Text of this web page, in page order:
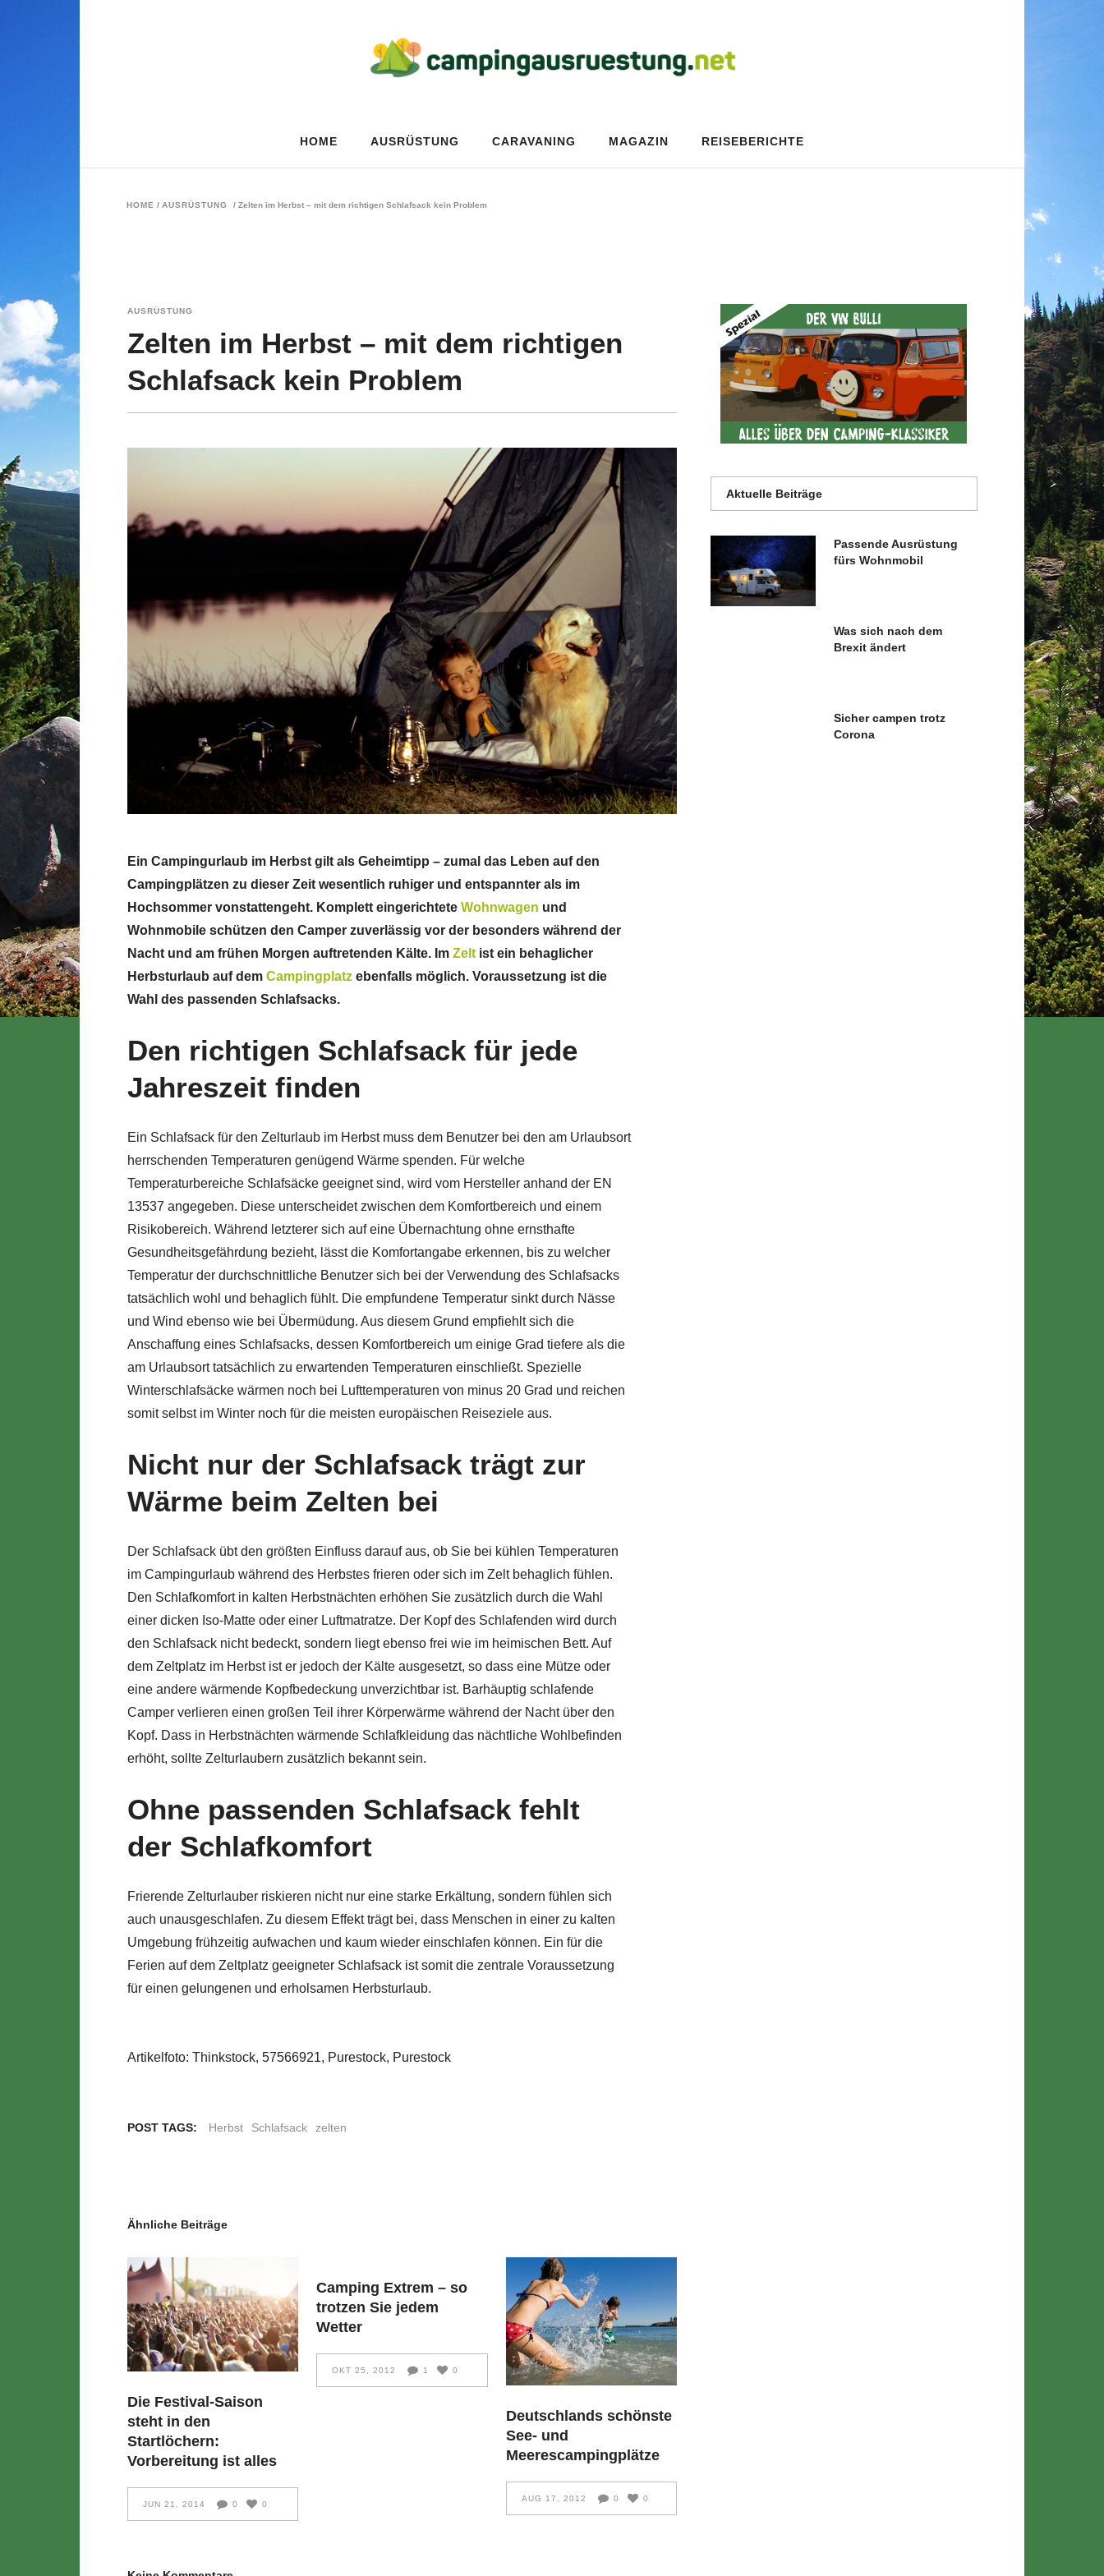
HOME AUSRÜSTUNG CARAVANING MAGAZIN REISEBERICHTE
HOME / AUSRÜSTUNG / Zelten im Herbst – mit dem richtigen Schlafsack kein Problem
AUSRÜSTUNG
Zelten im Herbst – mit dem richtigen
Schlafsack kein Problem
Ein Campingurlaub im Herbst gilt als Geheimtipp – zumal das Leben auf den
Campingplätzen zu dieser Zeit wesentlich ruhiger und entspannter als im
Hochsommer vonstattengeht. Komplett eingerichtete Wohnwagen und
Wohnmobile schützen den Camper zuverlässig vor der besonders während der
Nacht und am frühen Morgen auftretenden Kälte. Im Zeltist ein behaglicher
Herbsturlaub auf dem Campingplatzebenfalls möglich. Voraussetzung ist die
Wahl des passenden Schlafsacks.
Den richtigen Schlafsack für jede
Jahreszeit finden
Ein Schlafsack für den Zelturlaub im Herbst muss dem Benutzer bei den am Urlaubsort
herrschenden Temperaturen genügend Wärme spenden. Für welche
Temperaturbereiche Schlafsäcke geeignet sind, wird vom Hersteller anhand der EN
13537 angegeben. Diese unterscheidet zwischen dem Komfortbereich und einem
Risikobereich. Während letzterer sich auf eine Übernachtung ohne ernsthafte
Gesundheitsgefährdung bezieht, lässt die Komfortangabe erkennen, bis zu welcher
Temperatur der durchschnittliche Benutzer sich bei der Verwendung des Schlafsacks
tatsächlich wohl und behaglich fühlt. Die empfundene Temperatur sinkt durch Nässe
und Wind ebenso wie bei Übermüdung. Aus diesem Grund empfiehlt sich die
Anschaffung eines Schlafsacks, dessen Komfortbereich um einige Grad tiefere als die
am Urlaubsort tatsächlich zu erwartenden Temperaturen einschließt. Spezielle
Winterschlafsäcke wärmen noch bei Lufttemperaturen von minus 20 Grad und reichen
somit selbst im Winter noch für die meisten europäischen Reiseziele aus.
Nicht nur der Schlafsack trägt zur
Wärme beim Zelten bei
Der Schlafsack übt den größten Einfluss darauf aus, ob Sie bei kühlen Temperaturen
im Campingurlaub während des Herbstes frieren oder sich im Zelt behaglich fühlen.
Den Schlafkomfort in kalten Herbstnächten erhöhen Sie zusätzlich durch die Wahl
einer dicken Iso-Matte oder einer Luftmatratze. Der Kopf des Schlafenden wird durch
den Schlafsack nicht bedeckt, sondern liegt ebenso frei wie im heimischen Bett. Auf
dem Zeltplatz im Herbst ist er jedoch der Kälte ausgesetzt, so dass eine Mütze oder
eine andere wärmende Kopfbedeckung unverzichtbar ist. Barhäuptig schlafende
Camper verlieren einen großen Teil ihrer Körperwärme während der Nacht über den
Kopf. Dass in Herbstnächten wärmende Schlafkleidung das nächtliche Wohlbefinden
erhöht, sollte Zelturlaubern zusätzlich bekannt sein.
Ohne passenden Schlafsack fehlt
der Schlafkomfort
Frierende Zelturlauber riskieren nicht nur eine starke Erkältung, sondern fühlen sich
auch unausgeschlafen. Zu diesem Effekt trägt bei, dass Menschen in einer zu kalten
Umgebung frühzeitig aufwachen und kaum wieder einschlafen können. Ein für die
Ferien auf dem Zeltplatz geeigneter Schlafsack ist somit die zentrale Voraussetzung
für einen gelungenen und erholsamen Herbsturlaub.
Artikelfoto: Thinkstock, 57566921, Purestock, Purestock
POST TAGS: Herbst Schlafsack zelten
Ähnliche Beiträge
Die Festival-Saison
steht in den
Startlöchern:
Vorbereitung ist alles
JUN 21, 2014 0 0
Camping Extrem – so
trotzen Sie jedem
Wetter
OKT 25, 2012 1 0
Deutschlands schönste
See- und
Meerescampingplätze
AUG 17, 2012 0 0
Aktuelle Beiträge
Passende Ausrüstung
fürs Wohnmobil
Was sich nach dem
Brexit ändert
Sicher campen trotz
Corona